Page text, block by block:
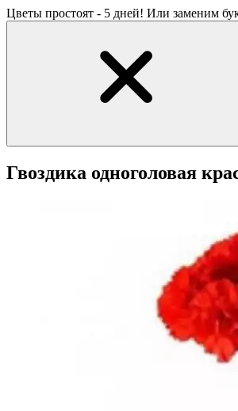
Цветы простоят - 5 дней! Или заменим
Гвоздика одноголовая